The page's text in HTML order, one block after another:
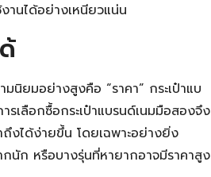
านได้อย่างเหนียวแน่น
มนิยมอย่างสูงคือ “ราคา” กระเป๋าแบ
เลือกซื้อกระเป๋าแบรนด์เนมมือสองจึง
ถึงได้ง่ายขึ้น โดยเฉพาะอย่างยิ่ง
นัก หรือบางรุ่นที่หายากอาจมีราคาสูง